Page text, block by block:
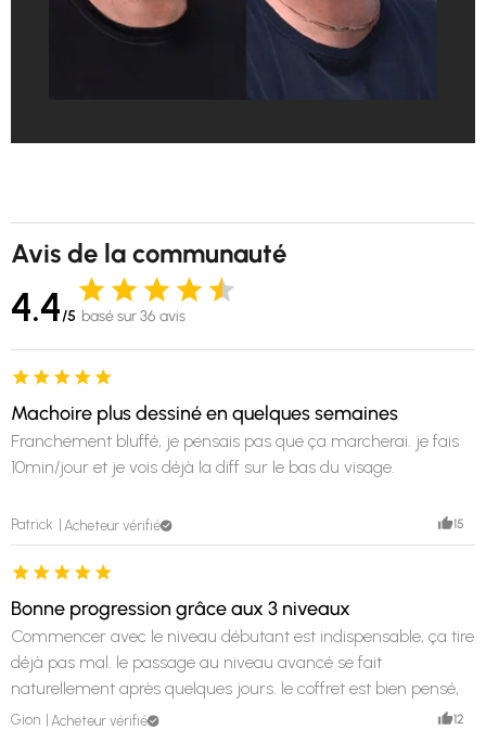
Avis de la communauté
4.4/5 basé sur 36 avis
Patrick Acheteur vérifié
Machoire plus dessiné en quelques semaines
Franchement bluffé, je pensais pas que ça marcherai. je fais
10min/jour et je vois déjà la diff sur le bas du visage.
15
Gion Acheteur vérifié
Bonne progression grâce aux 3 niveaux
Commencer avec le niveau débutant est indispensable, ça tire
déjà pas mal. le passage au niveau avancé se fait
naturellement après quelques jours. le coffret est bien pensé,
on sent une vraie progression dans l’effort.
12